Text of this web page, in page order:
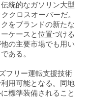
統的なガソリン大型
クロスオーバーだ。
をブランドの新たな
ケースと位置づける
の主要市場でも用い
ある。
フリー運転支援技術
用可能となる。同地
標準装備されること